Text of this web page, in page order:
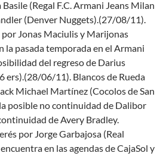
(Regal F.C. Armani Jeans Milan
(Denver Nuggets).(27/08/11).
Jonas Maciulis y Marijonas
pasada temporada en el Armani
del regreso de Darius
ers).(28/06/11). Blancos de Rueda
Michael Martínez (Cocolos de San
posible no continuidad de Dalibor
de Avery Bradley.
por Jorge Garbajosa (Real
en las agendas de CajaSol y